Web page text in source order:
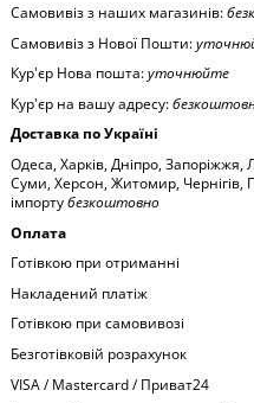
Самовивіз з наших магазинів:
Самовивіз з Нової Пошти:
Кур'єр Нова пошта:уточнюйте
Кур'єр на вашу адресу:
Доставка по Україні
Одеса, Харків, Дніпро, Запоріжжя,
Суми, Херсон, Житомир, Чернігів,
імпортубезкоштовно
Оплата
Готівкою при отриманні
Накладений платіж
Готівкою при самовивозі
Безготівковій розрахунок
VISA / Mastercard / Приват24